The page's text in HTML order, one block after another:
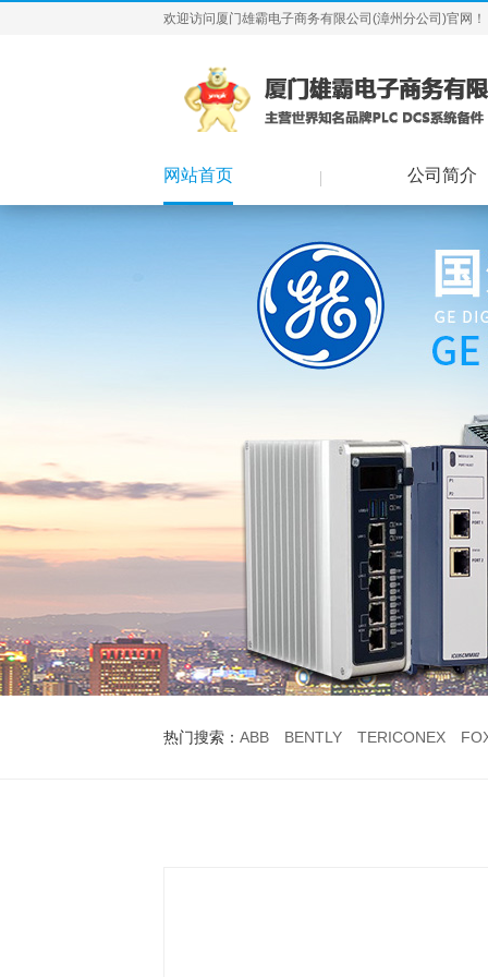
欢迎访问厦门雄霸电子商务有限公司(漳州分公司)官网！
网站首页 公司简介
热门搜索： ABB BENTLY TERICONEX